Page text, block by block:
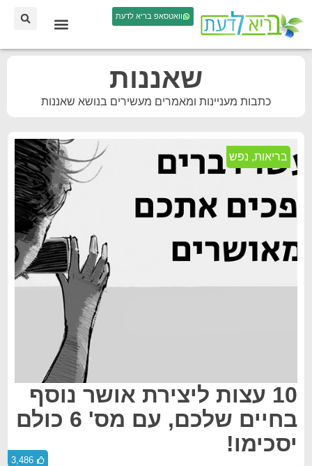
וואטסאפ בריא לדעת
שאננות
כתבות מעניינות ומאמרים מעשירים בנושא שאננות
בריאות, נפש
10 עצות ליצירת אושר נוסף
בחיים שלכם, עם מס' 6 כולם
יסכימו!
3,486